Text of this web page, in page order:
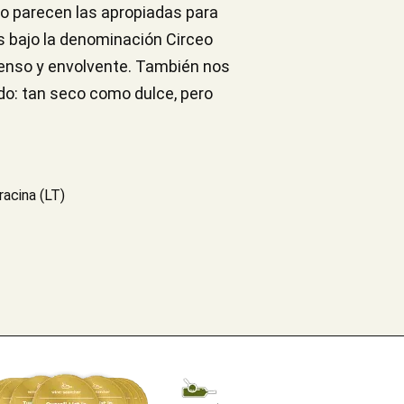
parecen las apropiadas para
bajo la denominación Circeo
y envolvente. También nos
tan seco como dulce, pero
(LT)